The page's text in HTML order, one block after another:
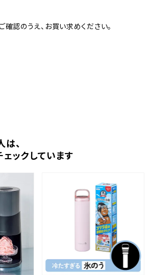
確認のうえ、お買い求めください。
、
ックしています